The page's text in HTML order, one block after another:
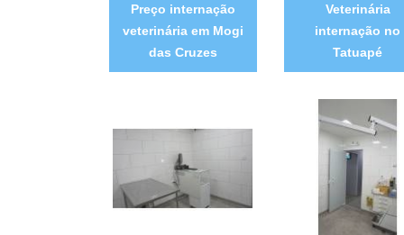
Preço internação
veterinária em Mogi
das Cruzes
Veterinária
internação no
Tatuapé